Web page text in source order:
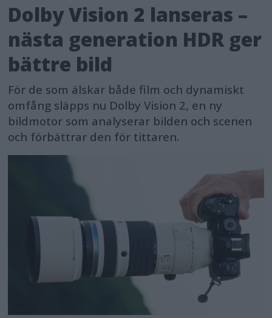
Dolby Vision 2 lanseras –
nästa generation HDR ger
bättre bild
För de som älskar både film och dynamiskt
omfång släpps nu Dolby Vision 2, en ny
bildmotor som analyserar bilden och scenen
och förbättrar den för tittaren.